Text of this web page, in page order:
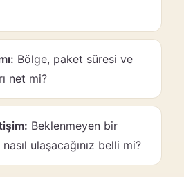
Bölge, paket süresi ve
net mi?
Beklenmeyen bir
ulaşacağınız belli mi?